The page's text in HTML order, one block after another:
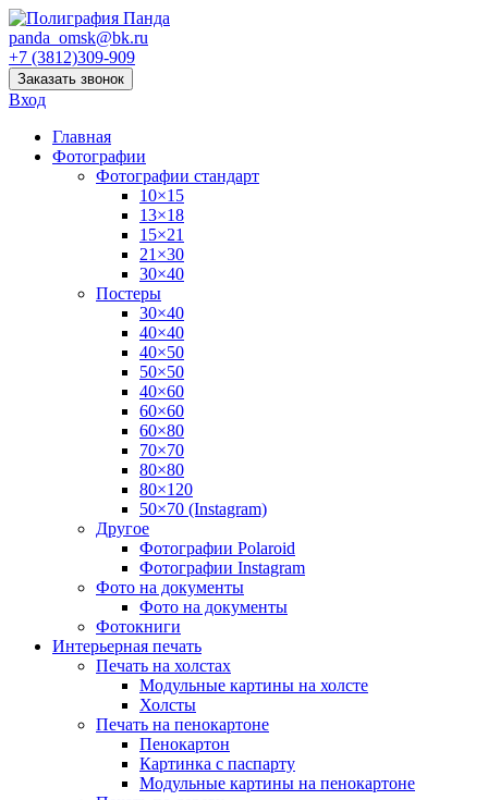
panda_omsk@bk.ru
+7 (3812)309-909
Заказать звонок
Вход
Главная
Фотографии
Фотографии стандарт
10×15
13×18
15×21
21×30
30×40
Постеры
30×40
40×40
40×50
50×50
40×60
60×60
60×80
70×70
80×80
80×120
50×70 (Instagram)
Другое
Фотографии Polaroid
Фотографии Instagram
Фото на документы
Фото на документы
Фотокниги
Интерьерная печать
Печать на холстах
Модульные картины на холсте
Холсты
Печать на пенокартоне
Пенокартон
Картинка с паспарту
Модульные картины на пенокартоне